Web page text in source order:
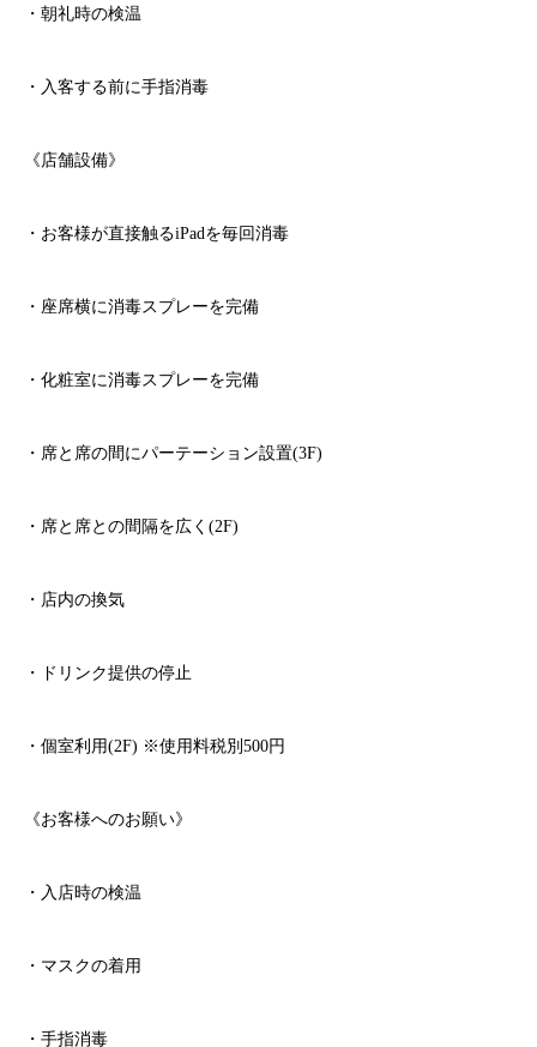
・朝礼時の検温
・入客する前に手指消毒
《店舗設備》
・お客様が直接触るiPad を毎回消毒
・座席横に消毒スプレーを完備
・化粧室に消毒スプレーを完備
・席と席の間にパーテーション設置(3F)
・席と席との間隔を広く (2F)
・店内の換気
・ドリンク提供の停止
・個室利用(2F) ※使用料税別 500円
《お客様へのお願い》
・入店時の検温
・マスクの着用
・手指消毒